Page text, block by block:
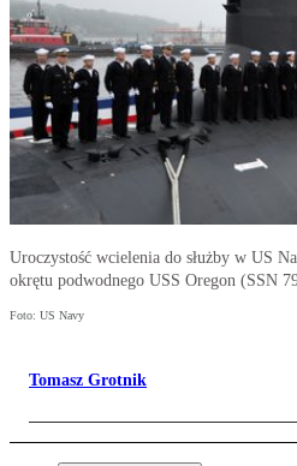
Uroczystość wcielenia do służby w US
okrętu podwodnego USS Oregon (SSN
Foto: US Navy
Tomasz Grotnik